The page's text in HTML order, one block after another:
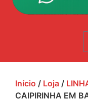
Início / Loja /
CAIPIRINHA EM